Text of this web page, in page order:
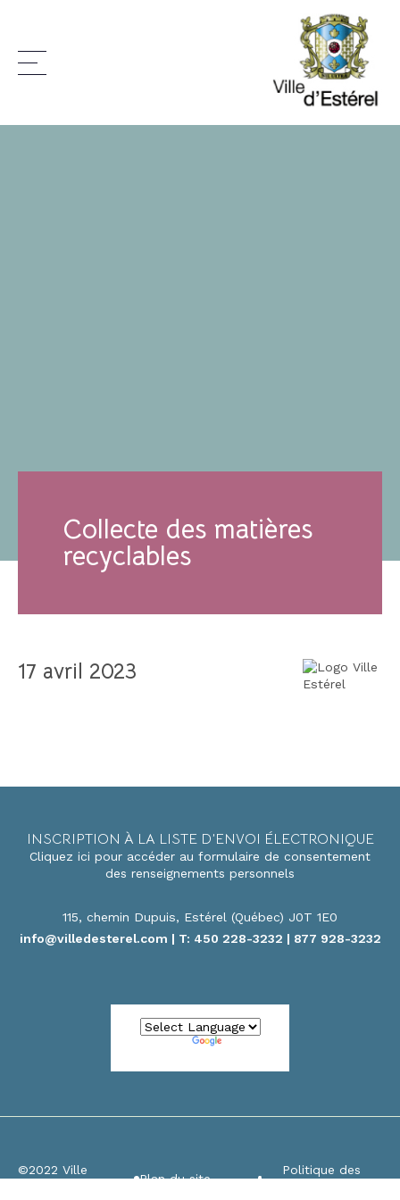
Collecte des matières
recyclables
17 avril 2023
INSCRIPTION À LA LISTE D’ENVOI ÉLECTRONIQUE
Cliquez ici pour accéder au formulaire de consentement
des renseignements personnels
115, chemin Dupuis, Estérel (Québec) J0T 1E0
info@villedesterel.com | T: 450 228-3232 | 877 928-3232
©2022 Ville
Plan du site
Politique des